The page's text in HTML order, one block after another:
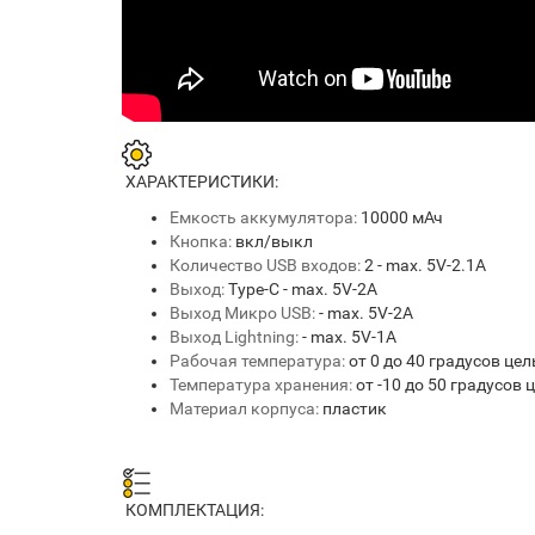
ХАРАКТЕРИСТИКИ:
Емкость аккумулятора: 10000 мАч
Кнопка: вкл/выкл
Количество USB входов:2 - max. 5V-2.1A
Выход:Type-C - max. 5V-2A
Выход Микро USB:- max. 5V-2A
Выход Lightning:- max. 5V-1A
Рабочая температура:от 0 до 40 градусов
Температура хранения:от -10 до 50 градусов
Материал корпуса: пластик
КОМПЛЕКТАЦИЯ: